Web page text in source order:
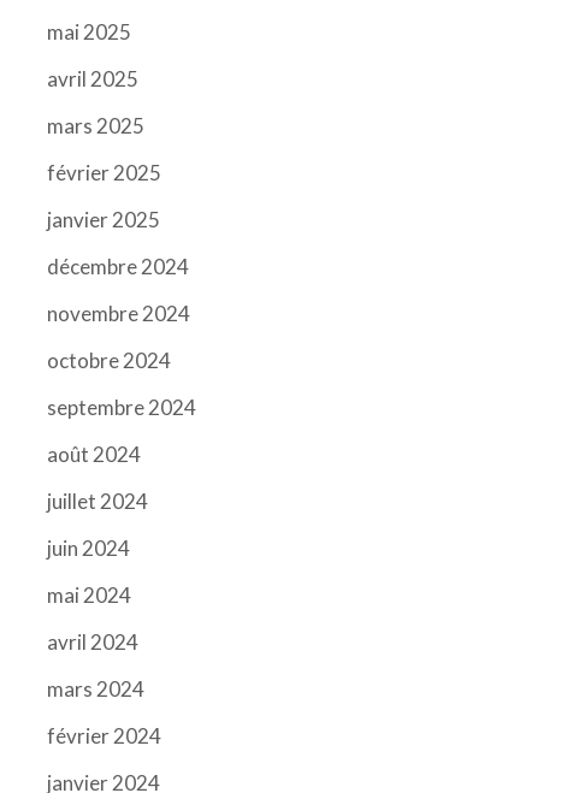
mai 2025
avril 2025
mars 2025
février 2025
janvier 2025
décembre 2024
novembre 2024
octobre 2024
septembre 2024
août 2024
juillet 2024
juin 2024
mai 2024
avril 2024
mars 2024
février 2024
janvier 2024